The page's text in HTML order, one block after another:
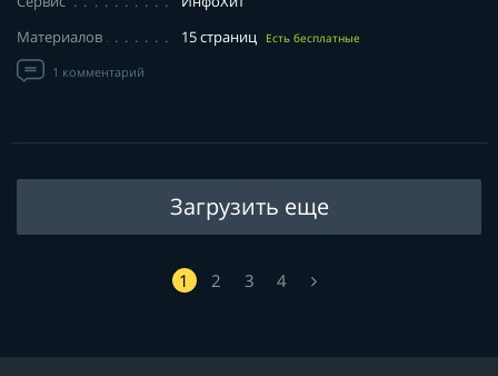
Материалов
15 страниц Есть бесплатные
1 комментарий
Загрузить еще
1 2 3 4